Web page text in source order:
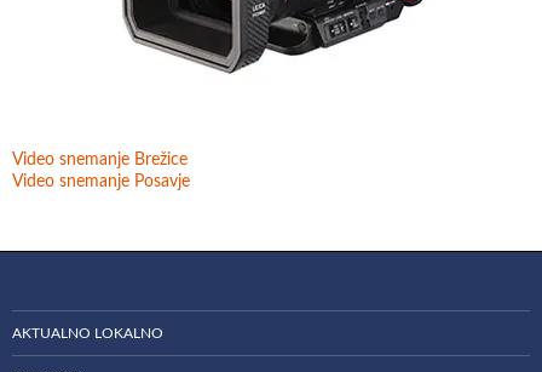
Video snemanje Brežice
Video snemanje Posavje
AKTUALNO LOKALNO